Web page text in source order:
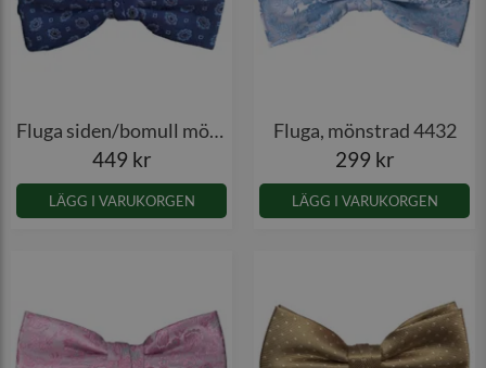
Fluga siden/bomull mönstrad
449 kr
LÄGG I VARUKORGEN
Fluga, mönstrad 4432
299 kr
LÄGG I VARUKORGEN